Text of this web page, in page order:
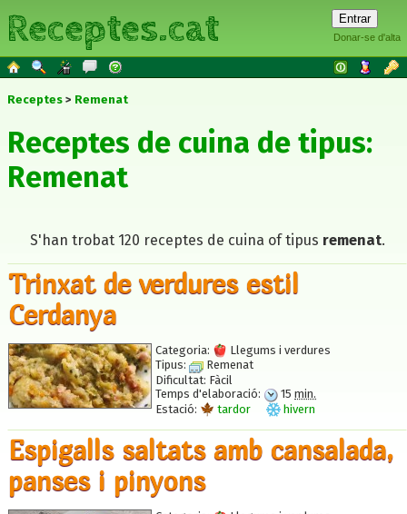
Donar-se d'alta
Receptes.cat
Receptes Remenat
Receptes de cuina de tipus:
Remenat
S'han trobat 120 receptes de cuina of tipus remenat.
Trinxat de verdures estil
Cerdanya
Categoria:
Llegums i verdures
Tipus:
Remenat
Dificultat: Fàcil
Temps d'elaboració:
15 min.
Estació:
tardor hivern
Espigalls saltats amb cansalada,
panses i pinyons